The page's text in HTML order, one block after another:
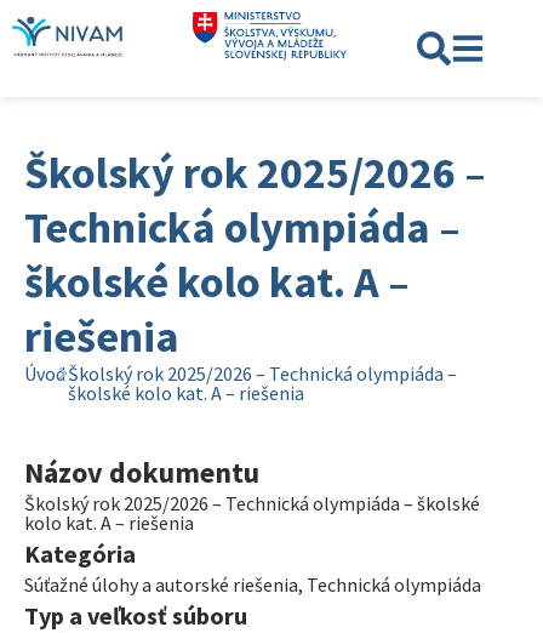
Školský rok 2025/2026 –
Technická olympiáda –
školské kolo kat. A –
riešenia
ÚvodŠkolský rok 2025/2026 – Technická olympiáda –
školské kolo kat. A – riešenia
Názov dokumentu
Školský rok 2025/2026 – Technická olympiáda – školské
kolo kat. A – riešenia
Kategória
Súťažné úlohy a autorské riešenia, Technická olympiáda
Typ a veľkosť súboru